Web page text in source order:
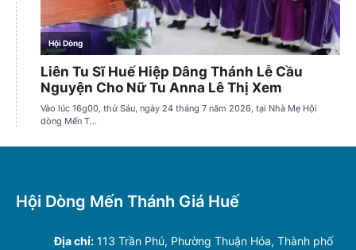
Hội Dòng Mến Thánh Giá Huế
Địa chỉ: 113 Trần Phú, Phường Thuận Hóa, Thành phố